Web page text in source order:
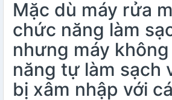
Mặc dù máy rửa
chức năng làm
nhưng máy
năng tự làm sạch
bị xâm nhập với